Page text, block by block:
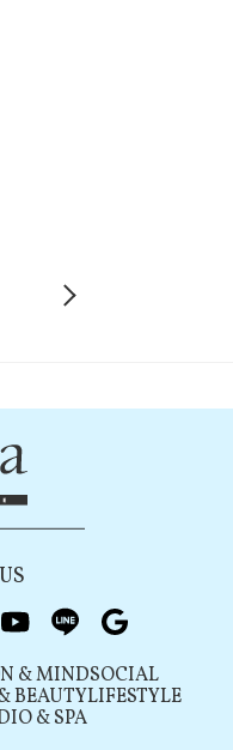
youtubeline
& MINDSOCIAL
BEAUTYLIFESTYLE
& SPA